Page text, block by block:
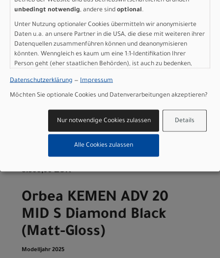
Orbea KEMEN ADV 30
MID L Diamond Black
(Matt-Gloss)
Modelljahr 2025
Nicht im Laden verfügbar - Jetzt anfragen!
Farbe: Diamond Black (Matt-Gloss)
pro Stück (inkl. MwSt. zzgl. Versandkosten für
Grossartikel)
3.599,00 EUR
Orbea KEMEN ADV 20
MID S Diamond Black
(Matt-Gloss)
Modelljahr 2025
unbedingt notwendig, andere sind optional.
Unter Nutzung optionaler Cookies übermitteln wir anonymisierte
Daten u.a. an unsere Partner in die USA, die diese mit weiteren ihrer
Datenquellen zusammenführen können und deanonymisieren
könnten. Wenngleich es kaum um eine 1:1-Identifikation Ihrer
Person geht (eher staatlichen Behörden), ist auch zu bedenken,
sind wie bei uns in der Europäischen Union.
Datenschutzerklärung — Impressum
Möchten Sie optionale Cookies und Datenverarbeitungen akzeptieren?
Details
Nur notwendige Cookies zulassen
Alle Cookies zulassen